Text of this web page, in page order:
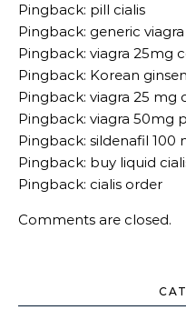
Pingback: pill cialis
Pingback: generic
Pingback: viagra 25mg
Pingback: Korean
Pingback: viagra 25 mg
Pingback: viagra 50mg
Pingback: sildenafil 100
Pingback: buy liquid
Pingback: cialis order
Comments are closed.